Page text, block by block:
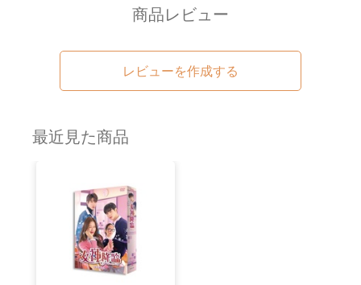
商品レビュー
レビューを作成する
最近見た商品